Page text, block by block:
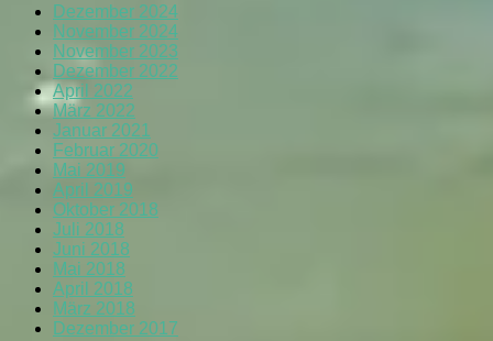
Dezember 2024
November 2024
November 2023
Dezember 2022
April 2022
März 2022
Januar 2021
Februar 2020
Mai 2019
April 2019
Oktober 2018
Juli 2018
Juni 2018
Mai 2018
April 2018
März 2018
Dezember 2017